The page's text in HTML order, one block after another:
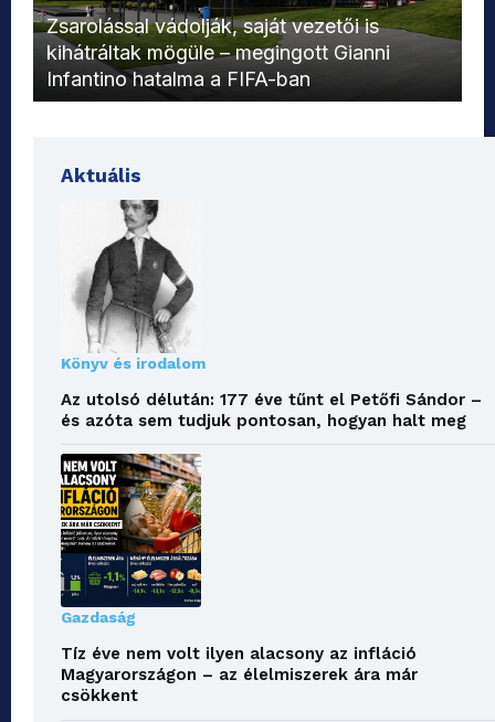
Zsarolással vádolják, saját vezetői is
kihátráltak mögüle – megingott Gianni
Infantino hatalma a FIFA-ban
Aktuális
Könyv és irodalom
Az utolsó délután: 177 éve tűnt el Petőfi Sándor –
és azóta sem tudjuk pontosan, hogyan halt meg
Gazdaság
Tíz éve nem volt ilyen alacsony az infláció
Magyarországon – az élelmiszerek ára már
csökkent